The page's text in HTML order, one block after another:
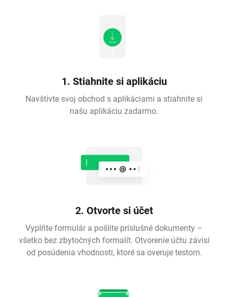
1. Stiahnite si aplikáciu
Navštívte svoj obchod s aplikáciami a stiahnite si
našu aplikáciu zadarmo.
2. Otvorte si účet
Vyplňte formulár a pošlite príslušné dokumenty –
všetko bez zbytočných formalít. Otvorenie účtu závisí
od posúdenia vhodnosti, ktoré sa overuje testom.